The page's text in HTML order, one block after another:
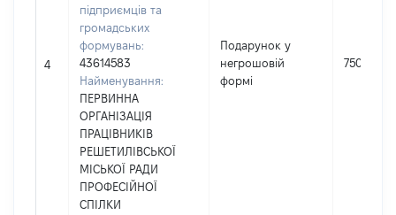
4
підприємців та
громадських
формувань:
43614583
Найменування:
ПЕРВИННА
ОРГАНІЗАЦІЯ
ПРАЦІВНИКІВ
РЕШЕТИЛІВСЬКОЇ
МІСЬКОЇ РАДИ
ПРОФЕСІЙНОЇ
СПІЛКИ
Подарунок у
негрошовій
формі
750